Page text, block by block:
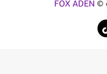
FOX ADEN